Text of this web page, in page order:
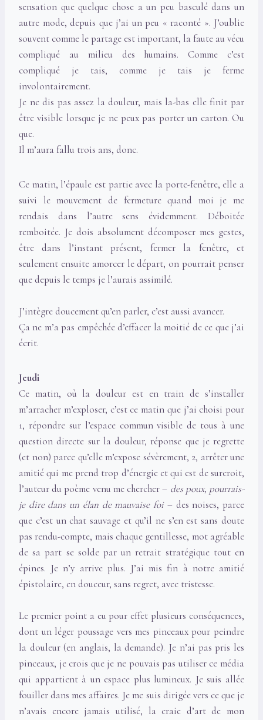
sensation que quelque chose a un peu basculé dans un
autre mode, depuis que j’ai un peu « raconté ». J’oublie
souvent comme le partage est important, la faute au vécu
compliqué au milieu des humains. Comme c’est
compliqué je tais, comme je tais je ferme
involontairement.
Je ne dis pas assez la douleur, mais la-bas elle finit par
être visible lorsque je ne peux pas porter un carton. Ou
que.
Il m’aura fallu trois ans, donc.
Ce matin, l’épaule est partie avec la porte-fenêtre, elle a
suivi le mouvement de fermeture quand moi je me
rendais dans l’autre sens évidemment. Déboitée
remboitée. Je dois absolument décomposer mes gestes,
être dans l’instant présent, fermer la fenêtre, et
seulement ensuite amorcer le départ, on pourrait penser
que depuis le temps je l’aurais assimilé.
J’intègre doucement qu’en parler, c’est aussi avancer.
Ça ne m’a pas empêchée d’effacer la moitié de ce que j’ai
écrit.
Jeudi
Ce matin, où la douleur est en train de s’installer
m’arracher m’exploser, c’est ce matin que j’ai choisi pour
1, répondre sur l’espace commun visible de tous à une
question directe sur la douleur, réponse que je regrette
(et non) parce qu’elle m’expose sévèrement, 2, arrêter une
amitié qui me prend trop d’énergie et qui est de surcroit,
l’auteur du poème venu me chercher – des poux, pourrais-
je dire dans un élan de mauvaise foi – des noises, parce
que c’est un chat sauvage et qu’il ne s’en est sans doute
pas rendu-compte, mais chaque gentillesse, mot agréable
de sa part se solde par un retrait stratégique tout en
épines. Je n’y arrive plus. J’ai mis fin à notre amitié
épistolaire, en douceur, sans regret, avec tristesse.
Le premier point a eu pour effet plusieurs conséquences,
dont un léger poussage vers mes pinceaux pour peindre
la douleur (en anglais, la demande). Je n’ai pas pris les
pinceaux, je crois que je ne pouvais pas utiliser ce média
qui appartient à un espace plus lumineux. Je suis allée
fouiller dans mes affaires. Je me suis dirigée vers ce que je
n’avais encore jamais utilisé, la craie d’art de mon